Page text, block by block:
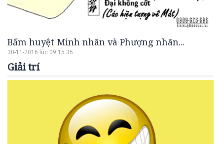
Bấm huyệt Minh nhãn và Phượng nhãn...
30-11-2016 lúc 09:15:35
Giải trí